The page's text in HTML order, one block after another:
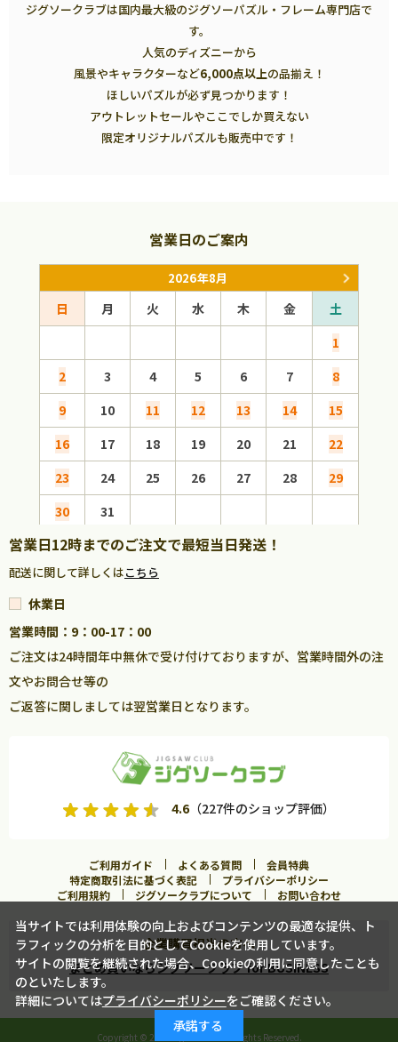
カートに入れる
ジグソークラブは国内最大級のジグソーパズル・フレーム専門店で
す。
人気のディズニーから
風景やキャラクターなど6,000点以上の品揃え！
ほしいパズルが必ず見つかります！
アウトレットセールやここでしか買えない
限定オリジナルパズルも販売中です！
営業日のご案内
2026年8月
日 月 火 水 木 金
土
1
2
3 4 5 6 7
8
9
10 11 12 13 14
15
16
17 18 19 20 21
22
23
24 25 26 27 28
29
30
31
営業日12時までのご注文で最短当日発送！
配送に関して詳しくはこちら
休業日
営業時間：9：00-17：00
ご注文は24時間年中無休で受け付けておりますが、営業時間外の注
文やお問合せ等の
ご返答に関しましては翌営業日となります。
4.6（227件のショップ評価）
ご利用ガイド よくある質問
会員特典
特定商取引法に基づく表記
プライバシーポリシー
ご利用規約
ジグソークラブについて お問い合わせ
企業購買担当の方へ
まとめ買いならジグソークラブ for BUSINESS
Copyright © 2026 Jigsawclub. All Rights Reserved.
当サイトでは利用体験の向上およびコンテンツの最適な提供、ト
ラフィックの分析を目的としてCookieを使用しています。
サイトの閲覧を継続された場合、Cookieの利用に同意したことも
のといたします。
詳細についてはプライバシーポリシーをご確認ください。
承諾する